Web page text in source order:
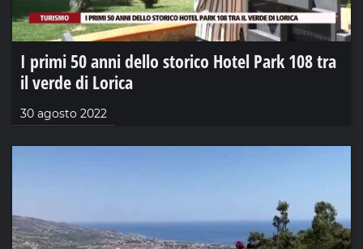
I primi 50 anni dello storico Hotel Park 108 tra
il verde di Lorica
30 agosto 2022